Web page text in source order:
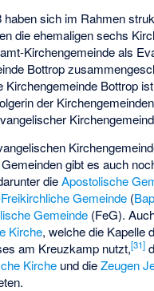
haben sich im Rahmen
die ehemaligen sechs
Kirchengemeinde als
Bottrop
Kirchengemeinde Bottrop ist
der
gibt es auch
dieApostolische
Gemeinde (
Gemeinde (FeG).
Kirche, welche die Kapelle
am Kreuzkamp nutzt,[31]
Kirche und dieZeugen